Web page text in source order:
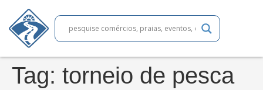
Tag: torneio de pesca